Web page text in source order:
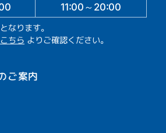
11:00～20:00
なります。
こちら よりご確認ください。
ご案内